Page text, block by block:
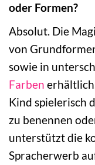
oder Formen?
Absolut. Die
von
sowie in
Farben
Kind spielerisch
zu benennen
unterstützt die
Spracherwerb